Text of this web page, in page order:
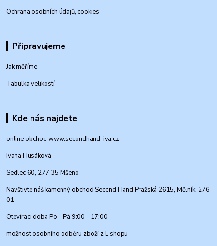
Ochrana osobních údajů, cookies
Připravujeme
Jak měříme
Tabulka velikostí
Kde nás najdete
online obchod www.secondhand-iva.cz
Ivana Husáková
Sedlec 60, 277 35 Mšeno
Navštivte náš kamenný obchod Second Hand Pražská 2615, Mělník, 276
01
Otevírací doba Po - Pá 9:00 - 17:00
možnost osobního odběru zboží z E shopu